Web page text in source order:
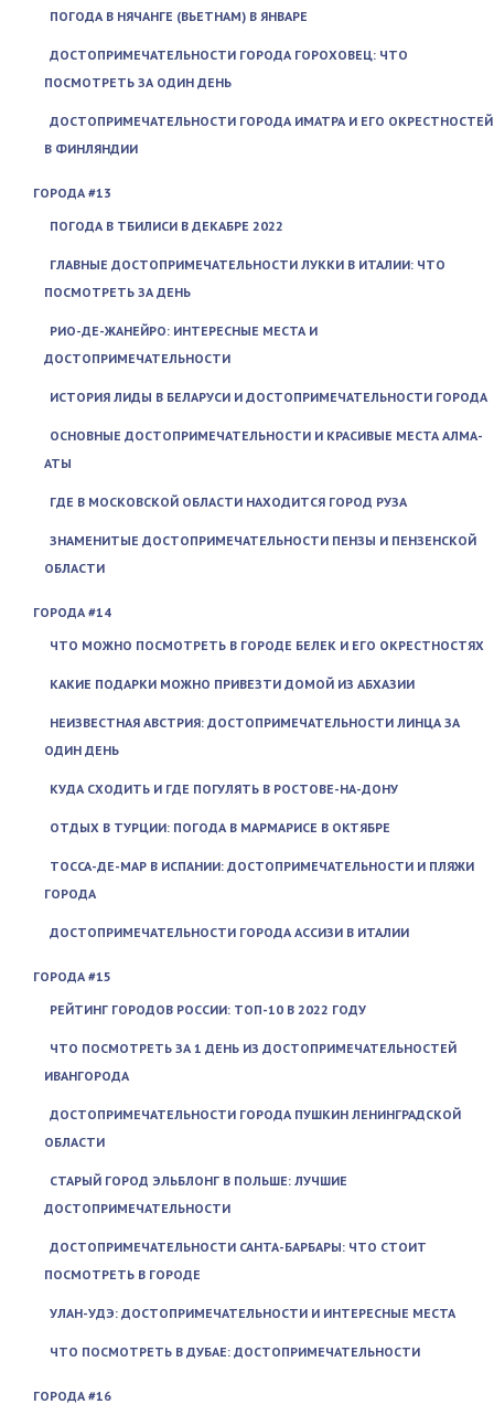
ПОГОДА В НЯЧАНГЕ (ВЬЕТНАМ) В ЯНВАРЕ
ДОСТОПРИМЕЧАТЕЛЬНОСТИ ГОРОДА ГОРОХОВЕЦ: ЧТО
ПОСМОТРЕТЬ ЗА ОДИН ДЕНЬ
ДОСТОПРИМЕЧАТЕЛЬНОСТИ ГОРОДА ИМАТРА И ЕГО ОКРЕСТНОСТЕЙ
В ФИНЛЯНДИИ
ГОРОДА #13
ПОГОДА В ТБИЛИСИ В ДЕКАБРЕ 2022
ГЛАВНЫЕ ДОСТОПРИМЕЧАТЕЛЬНОСТИ ЛУККИ В ИТАЛИИ: ЧТО
ПОСМОТРЕТЬ ЗА ДЕНЬ
РИО-ДЕ-ЖАНЕЙРО: ИНТЕРЕСНЫЕ МЕСТА И
ДОСТОПРИМЕЧАТЕЛЬНОСТИ
ИСТОРИЯ ЛИДЫ В БЕЛАРУСИ И ДОСТОПРИМЕЧАТЕЛЬНОСТИ ГОРОДА
ОСНОВНЫЕ ДОСТОПРИМЕЧАТЕЛЬНОСТИ И КРАСИВЫЕ МЕСТА АЛМА-
АТЫ
ГДЕ В МОСКОВСКОЙ ОБЛАСТИ НАХОДИТСЯ ГОРОД РУЗА
ЗНАМЕНИТЫЕ ДОСТОПРИМЕЧАТЕЛЬНОСТИ ПЕНЗЫ И ПЕНЗЕНСКОЙ
ОБЛАСТИ
ГОРОДА #14
ЧТО МОЖНО ПОСМОТРЕТЬ В ГОРОДЕ БЕЛЕК И ЕГО ОКРЕСТНОСТЯХ
КАКИЕ ПОДАРКИ МОЖНО ПРИВЕЗТИ ДОМОЙ ИЗ АБХАЗИИ
НЕИЗВЕСТНАЯ АВСТРИЯ: ДОСТОПРИМЕЧАТЕЛЬНОСТИ ЛИНЦА ЗА
ОДИН ДЕНЬ
КУДА СХОДИТЬ И ГДЕ ПОГУЛЯТЬ В РОСТОВЕ-НА-ДОНУ
ОТДЫХ В ТУРЦИИ: ПОГОДА В МАРМАРИСЕ В ОКТЯБРЕ
ТОССА-ДЕ-МАР В ИСПАНИИ: ДОСТОПРИМЕЧАТЕЛЬНОСТИ И ПЛЯЖИ
ГОРОДА
ДОСТОПРИМЕЧАТЕЛЬНОСТИ ГОРОДА АССИЗИ В ИТАЛИИ
ГОРОДА #15
РЕЙТИНГ ГОРОДОВ РОССИИ: ТОП-10 В 2022 ГОДУ
ЧТО ПОСМОТРЕТЬ ЗА 1 ДЕНЬ ИЗ ДОСТОПРИМЕЧАТЕЛЬНОСТЕЙ
ИВАНГОРОДА
ДОСТОПРИМЕЧАТЕЛЬНОСТИ ГОРОДА ПУШКИН ЛЕНИНГРАДСКОЙ
ОБЛАСТИ
СТАРЫЙ ГОРОД ЭЛЬБЛОНГ В ПОЛЬШЕ: ЛУЧШИЕ
ДОСТОПРИМЕЧАТЕЛЬНОСТИ
ДОСТОПРИМЕЧАТЕЛЬНОСТИ САНТА-БАРБАРЫ: ЧТО СТОИТ
ПОСМОТРЕТЬ В ГОРОДЕ
УЛАН-УДЭ: ДОСТОПРИМЕЧАТЕЛЬНОСТИ И ИНТЕРЕСНЫЕ МЕСТА
ЧТО ПОСМОТРЕТЬ В ДУБАЕ: ДОСТОПРИМЕЧАТЕЛЬНОСТИ
ГОРОДА #16